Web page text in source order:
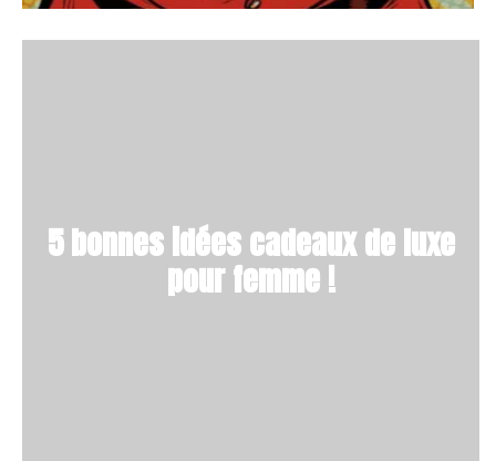
5 bonnes idées cadeaux de luxe
pour femme !